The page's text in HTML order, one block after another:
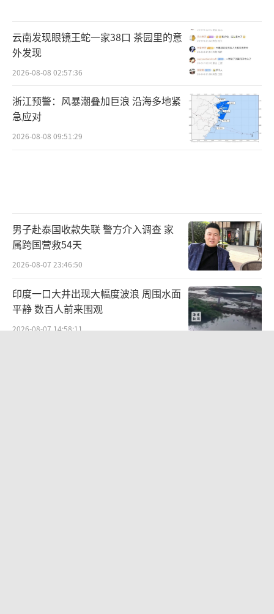
云南发现眼镜王蛇一家38口 茶园里的意
外发现
2026-08-08 02:57:36
浙江预警：风暴潮叠加巨浪 沿海多地紧
急应对
2026-08-08 09:51:29
男子赴泰国收款失联 警方介入调查 家
属跨国营救54天
2026-08-07 23:46:50
印度一口大井出现大幅度波浪 周围水面
平静 数百人前来围观
2026-08-07 14:58:11